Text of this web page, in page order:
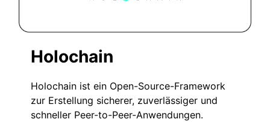
Holochain
Holochain ist ein Open-Source-Framework
zur Erstellung sicherer, zuverlässiger und
schneller Peer-to-Peer-Anwendungen.